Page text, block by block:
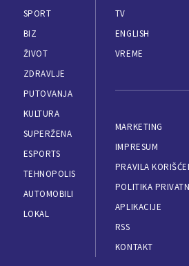
SPORT
BIZ
ŽIVOT
ZDRAVLJE
PUTOVANJA
KULTURA
SUPERŽENA
ESPORTS
TEHNOPOLIS
AUTOMOBILI
LOKAL
TV
ENGLISH
VREME
MARKETING
IMPRESUM
PRAVILA
POLITIKA
APLIKACIJE
RSS
KONTAKT